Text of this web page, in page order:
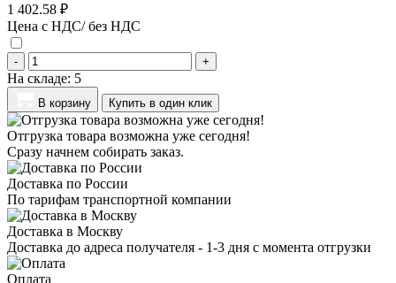
1 402.58 ₽
Цена с НДС/ без НДС
- +
На складе: 5
В корзину Купить в один клик
Отгрузка товара возможна уже сегодня!
Сразу начнем собирать заказ.
Доставка по России
По тарифам транспортной компании
Доставка в Москву
Доставка до адреса получателя - 1-3 дня с момента отгрузки
Оплата